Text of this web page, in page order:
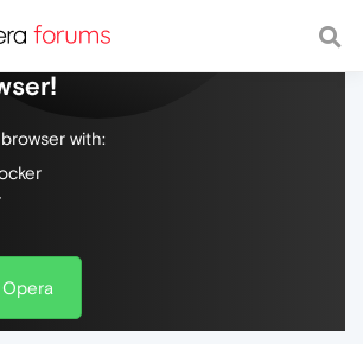
web, with a fast and
with: